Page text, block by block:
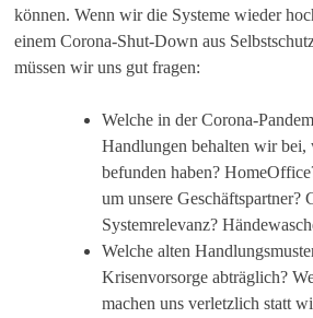
können. Wenn wir die Systeme wieder
einem Corona-Shut-Down aus
müssen wir uns gut fragen:
Welche in der Corona-
Handlungen behalten wir
befunden haben?
um unsere Geschäftspartner?
Systemrelevanz?
Welche alten
Krisenvorsorge abträglich?
machen uns verletzlich statt